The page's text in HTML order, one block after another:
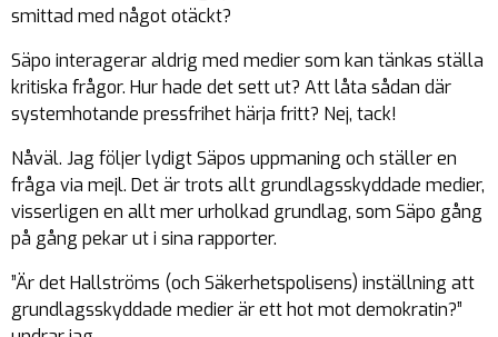
smittad med något otäckt?
Säpo interagerar aldrig med medier som kan tänkas ställa
kritiska frågor. Hur hade det sett ut? Att låta sådan där
systemhotande pressfrihet härja fritt? Nej, tack!
Nåväl. Jag följer lydigt Säpos uppmaning och ställer en
fråga via mejl. Det är trots allt grundlagsskyddade medier,
visserligen en allt mer urholkad grundlag, som Säpo gång
på gång pekar ut i sina rapporter.
”Är det Hallströms (och Säkerhetspolisens) inställning att
grundlagsskyddade medier är ett hot mot demokratin?”